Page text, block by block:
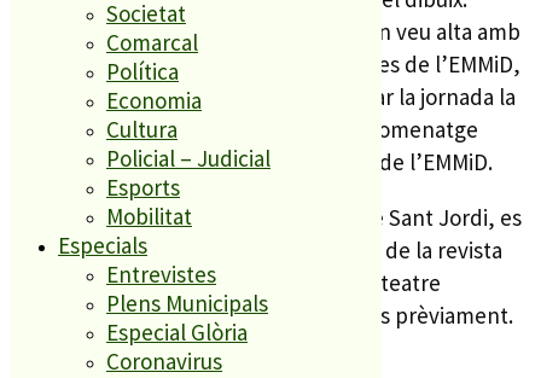
Societat
Comarcal
Política
Economia
Cultura
Policial – Judicial
Esports
Mobilitat
Especials
Entrevistes
Plens Municipals
Especial Glòria
Coronavirus
Després es durà a terme una lectura en veu alta amb
l’acompanyament musical dels alumnes de l’EMMiD,
des de les 17h a les 18:30h. I, per acabar la jornada la
Coral Palatiolo oferirà un concert en homenatge
Antonio Coll. Serà a les 19h al vestíbul de l’EMMiD.
També, emmarcada dins dels actes de Sant Jordi, es
farà el pròxim 25 d’abril la presentació de la revista
Vilelles. L’acte està previst a les 19h al teatre
municipal i per participar cal inscriure’s prèviament.